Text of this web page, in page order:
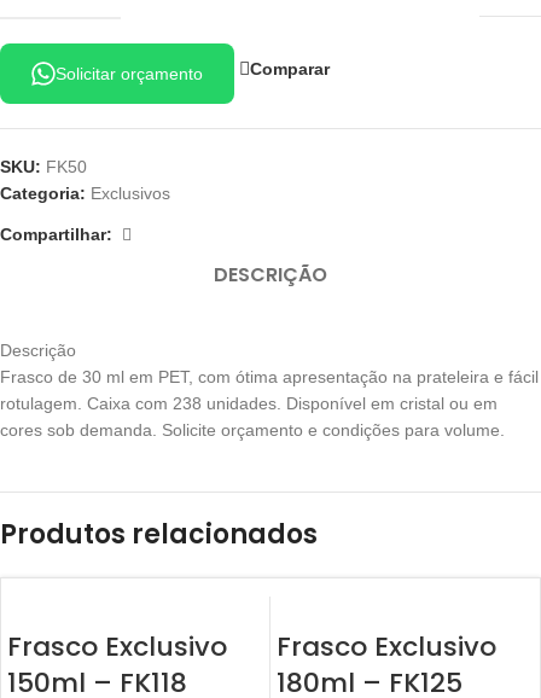
Solicitar orçamento Comparar
SKU: FK50
Categoria: Exclusivos
Compartilhar:
DESCRIÇÃO
Descrição
Frasco de 30 ml em PET, com ótima apresentação na prateleira e fácil
rotulagem. Caixa com 238 unidades. Disponível em cristal ou em
cores sob demanda. Solicite orçamento e condições para volume.
Produtos relacionados
Frasco Exclusivo
150ml – FK118
Frasco Exclusivo
180ml – FK125